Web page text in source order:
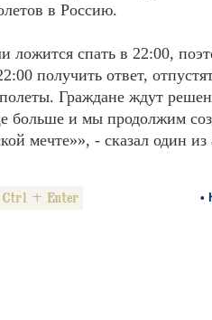
в Россию.
ложится спать в 22:00,
получить ответ,
Граждане ждут
больше и мы продолжим
мечте»», - сказал один из
•